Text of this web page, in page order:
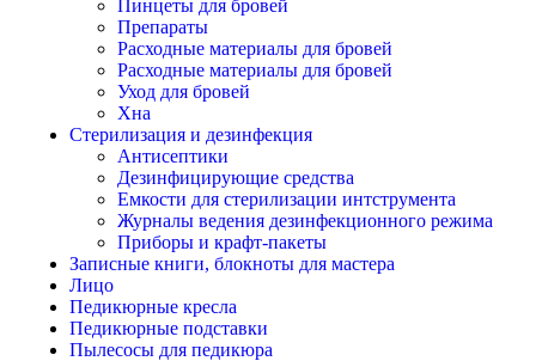
Пинцеты для бровей
Препараты
Расходные материалы для бровей
Расходные материалы для бровей
Уход для бровей
Хна
Стерилизация и дезинфекция
Антисептики
Дезинфицирующие средства
Емкости для стерилизации интструмента
Журналы ведения дезинфекционного режима
Приборы и крафт-пакеты
Записные книги, блокноты для мастера
Лицо
Педикюрные кресла
Педикюрные подставки
Пылесосы для педикюра